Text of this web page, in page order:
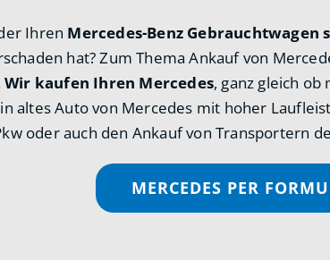
Ihren Mercedes-Benz
hat? Zum Thema Ankauf von
Wir kaufen Ihren Mercedes, ganz gleich ob
altes Auto von Mercedes mit hoher
oder auch den Ankauf von Transportern
MERCEDES PER